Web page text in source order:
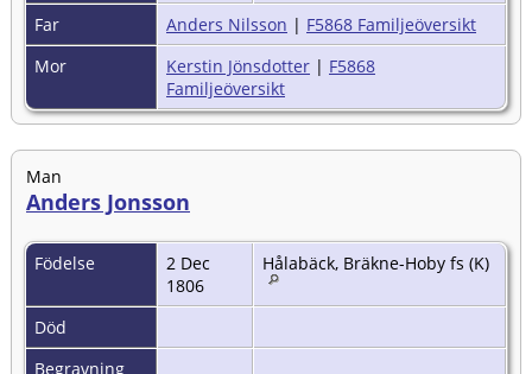
Far
Anders Nilsson | F5868 Familjeöversikt
Mor
Kerstin Jönsdotter | F5868
Familjeöversikt
Man
Anders Jonsson
Födelse
2 Dec
1806
Hålabäck, Bräkne-Hoby fs (K)
Död
Begravning